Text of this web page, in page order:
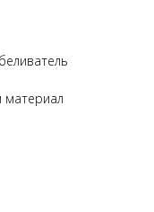
материал